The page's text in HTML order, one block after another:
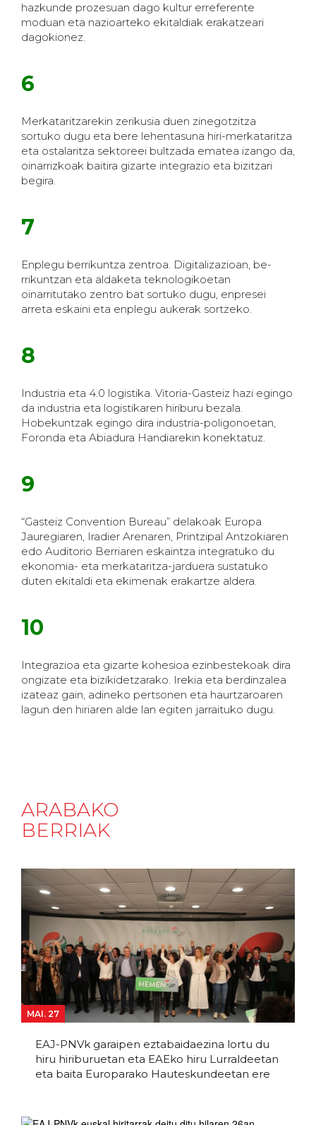
hazkunde prozesuan dago kultur erreferente
moduan eta nazioarteko ekitaldiak erakatzeari
dagokionez.
6
Merkataritzarekin zerikusia duen zinegotzitza
sortuko dugu eta bere lehentasuna hiri-merkataritza
eta ostalaritza sektoreei bultzada ematea izango da,
oinarrizkoak baitira gizarte integrazio eta bizitzari
begira.
7
Enplegu berrikuntza zentroa. Digitalizazioan, be-
rrikuntzan eta aldaketa teknologikoetan
oinarritutako zentro bat sortuko dugu, enpresei
arreta eskaini eta enplegu aukerak sortzeko.
8
Industria eta 4.0 logistika. Vitoria-Gasteiz hazi egingo
da industria eta logistikaren hiriburu bezala.
Hobekuntzak egingo dira industria-poligonoetan,
Foronda eta Abiadura Handiarekin konektatuz.
9
“Gasteiz Convention Bureau” delakoak Europa
Jauregiaren, Iradier Arenaren, Printzipal Antzokiaren
edo Auditorio Berriaren eskaintza integratuko du
ekonomia- eta merkataritza-jarduera sustatuko
duten ekitaldi eta ekimenak erakartze aldera.
10
Integrazioa eta gizarte kohesioa ezinbestekoak dira
ongizate eta bizikidetzarako. Irekia eta berdinzalea
izateaz gain, adineko pertsonen eta haurtzaroaren
lagun den hiriaren alde lan egiten jarraituko dugu.
ARABAKO
BERRIAK
MAI. 27
EAJ-PNVk garaipen eztabaidaezina lortu du
hiru hiriburuetan eta EAEko hiru Lurraldeetan
eta baita Europarako Hauteskundeetan ere